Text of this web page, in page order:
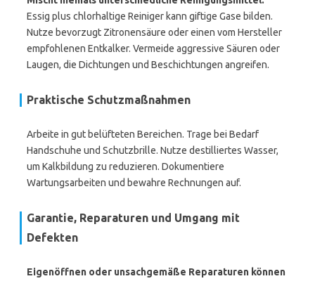
Essig plus chlorhaltige Reiniger kann giftige Gase bilden.
Nutze bevorzugt Zitronensäure oder einen vom Hersteller
empfohlenen Entkalker. Vermeide aggressive Säuren oder
Laugen, die Dichtungen und Beschichtungen angreifen.
Praktische Schutzmaßnahmen
Arbeite in gut belüfteten Bereichen. Trage bei Bedarf
Handschuhe und Schutzbrille. Nutze destilliertes Wasser,
um Kalkbildung zu reduzieren. Dokumentiere
Wartungsarbeiten und bewahre Rechnungen auf.
Garantie, Reparaturen und Umgang mit
Defekten
Eigenöffnen oder unsachgemäße Reparaturen können